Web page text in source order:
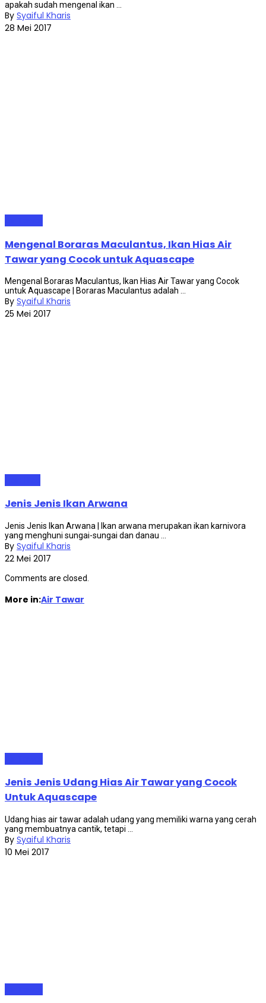
apakah sudah mengenal ikan ...
By Syaiful Kharis
28 Mei 2017
Mengenal Boraras Maculantus, Ikan Hias Air
Tawar yang Cocok untuk Aquascape
Mengenal Boraras Maculantus, Ikan Hias Air Tawar yang Cocok
untuk Aquascape | Boraras Maculantus adalah ...
By Syaiful Kharis
25 Mei 2017
Jenis Jenis Ikan Arwana
Jenis Jenis Ikan Arwana | Ikan arwana merupakan ikan karnivora
yang menghuni sungai-sungai dan danau ...
By Syaiful Kharis
22 Mei 2017
Comments are closed.
More in:Air Tawar
Jenis Jenis Udang Hias Air Tawar yang Cocok
Untuk Aquascape
Udang hias air tawar adalah udang yang memiliki warna yang cerah
yang membuatnya cantik, tetapi ...
By Syaiful Kharis
10 Mei 2017